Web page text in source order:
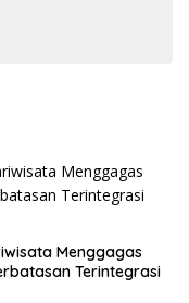
Menggagas
Terintegrasi